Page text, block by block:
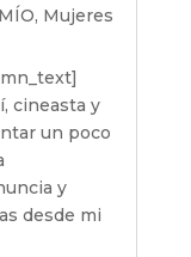
, Mujeres
cineasta y
un poco
y
desde mi